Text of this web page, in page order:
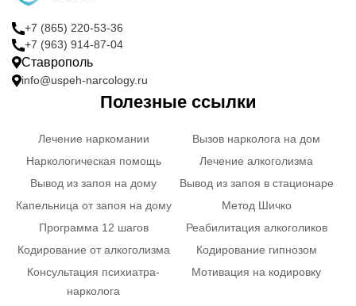
+7 (865) 220-53-36
+7 (963) 914-87-04
Ставрополь
info@uspeh-narcology.ru
Полезные ссылки
Лечение наркомании
Вызов нарколога на дом
Наркологическая помощь
Лечение алкоголизма
Вывод из запоя на дому
Вывод из запоя в стационаре
Капельница от запоя на дому
Метод Шичко
Программа 12 шагов
Реабилитация алкоголиков
Кодирование от алкоголизма
Кодирование гипнозом
Консультация психиатра-
нарколога
Мотивация на кодировку